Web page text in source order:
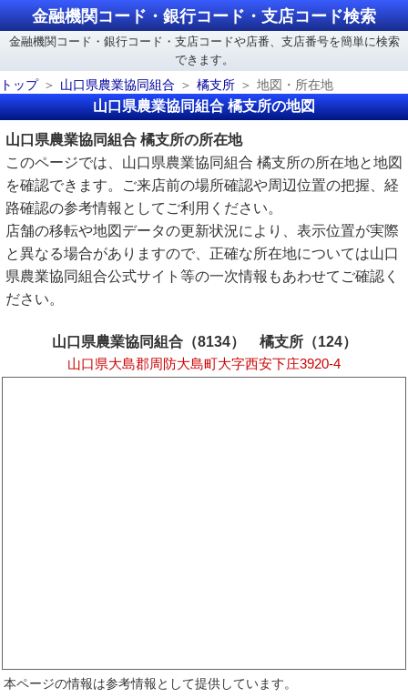
金融機関コード・銀行コード・支店コード検索
金融機関コード・銀行コード・支店コードや店番、支店番号を簡単に検索
できます。
トップ
山口県農業協同組合 橘支所 地図・所在地
山口県農業協同組合 橘支所の地図
山口県農業協同組合 橘支所の所在地
このページでは、山口県農業協同組合 橘支所の所在地と地図
を確認できます。ご来店前の場所確認や周辺位置の把握、経
路確認の参考情報としてご利用ください。
店舗の移転や地図データの更新状況により、表示位置が実際
と異なる場合がありますので、正確な所在地については山口
県農業協同組合公式サイト等の一次情報もあわせてご確認く
ださい。
山口県農業協同組合（8134） 橘支所（124）
山口県大島郡周防大島町大字西安下庄3920-4
本ページの情報は参考情報として提供しています。